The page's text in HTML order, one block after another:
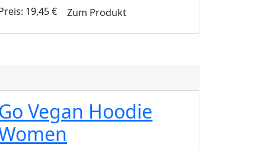
19,45€ Zum Produkt
Go Vegan Hoodie